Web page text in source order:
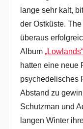
lange sehr kalt,
der Ostküste.
überaus
Album „Lowlands“
hatten eine neue
psychedelisches
Abstand zu
Schutzman und
langen Winter